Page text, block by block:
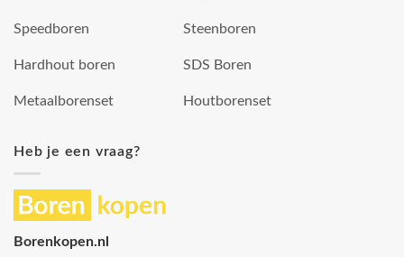
Speedboren
Hardhout boren
Metaalborenset
Steenboren
SDS Boren
Houtborenset
Heb je een vraag?
Borenkopen.nl